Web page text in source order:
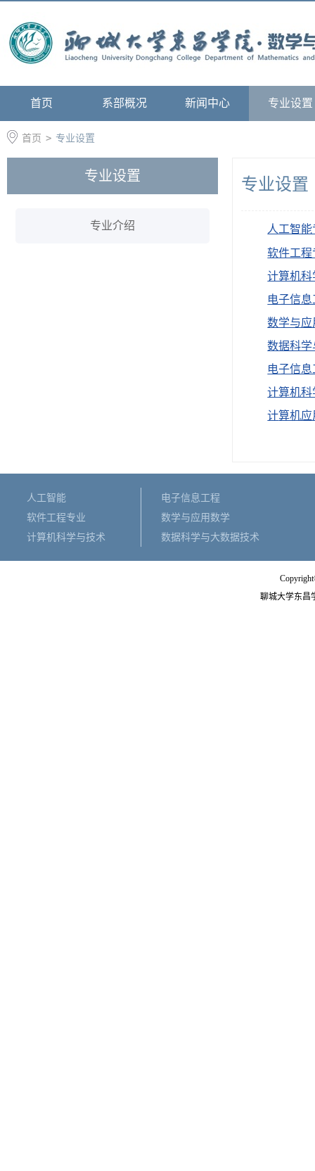
首页 系部概况 新闻中心 专业设置
首页 > 专业设置
专业设置
专业介绍
专业设置
人工智
软件工
计算机
电子信
数学与
数据科
电子信
计算机
计算机应
人工智能
软件工程专业
计算机科学与技术
电子信息工程
数学与应用数学
数据科学与大数据技术
聊城大学东昌